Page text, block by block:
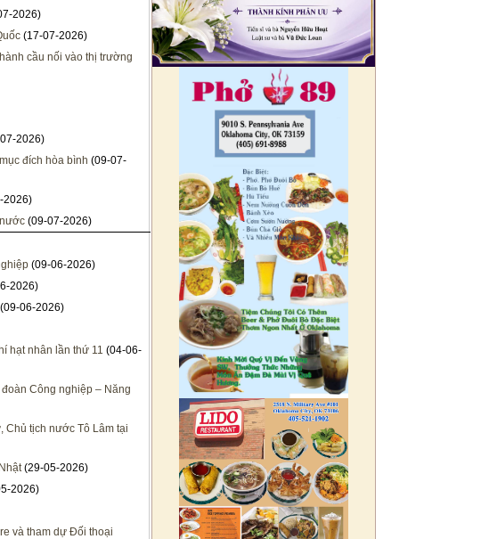
2026)
(17-07-2026)
cầu nối vào thị trường
2026)
đích hòa bình (09-07-
2026)
(09-07-2026)
(09-06-2026)
2026)
(09-06-2026)
hạt nhân lần thứ 11 (04-06-
Công nghiệp – Năng
Chủ tịch nước Tô Lâm tại
(29-05-2026)
2026)
và tham dự Đối thoại